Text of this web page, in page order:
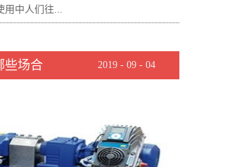
洗设备和喷嘴等组件匹配。现在，市
评判是否能够匹配。3.根据性价比挑选
人们需求明确挑选什么价位的喷头产
产厂家所销售的喷头性价比较高。概括
清洗元件时要根据运用条件、清洗设备
用中人们往...
。实际上，是否挑选到质量可靠疏通喷
的粗细主要取决于被洗物件的直径粗
畅排出。外径太细则或许造成射流靶距
些场合 2019 - 09 - 04